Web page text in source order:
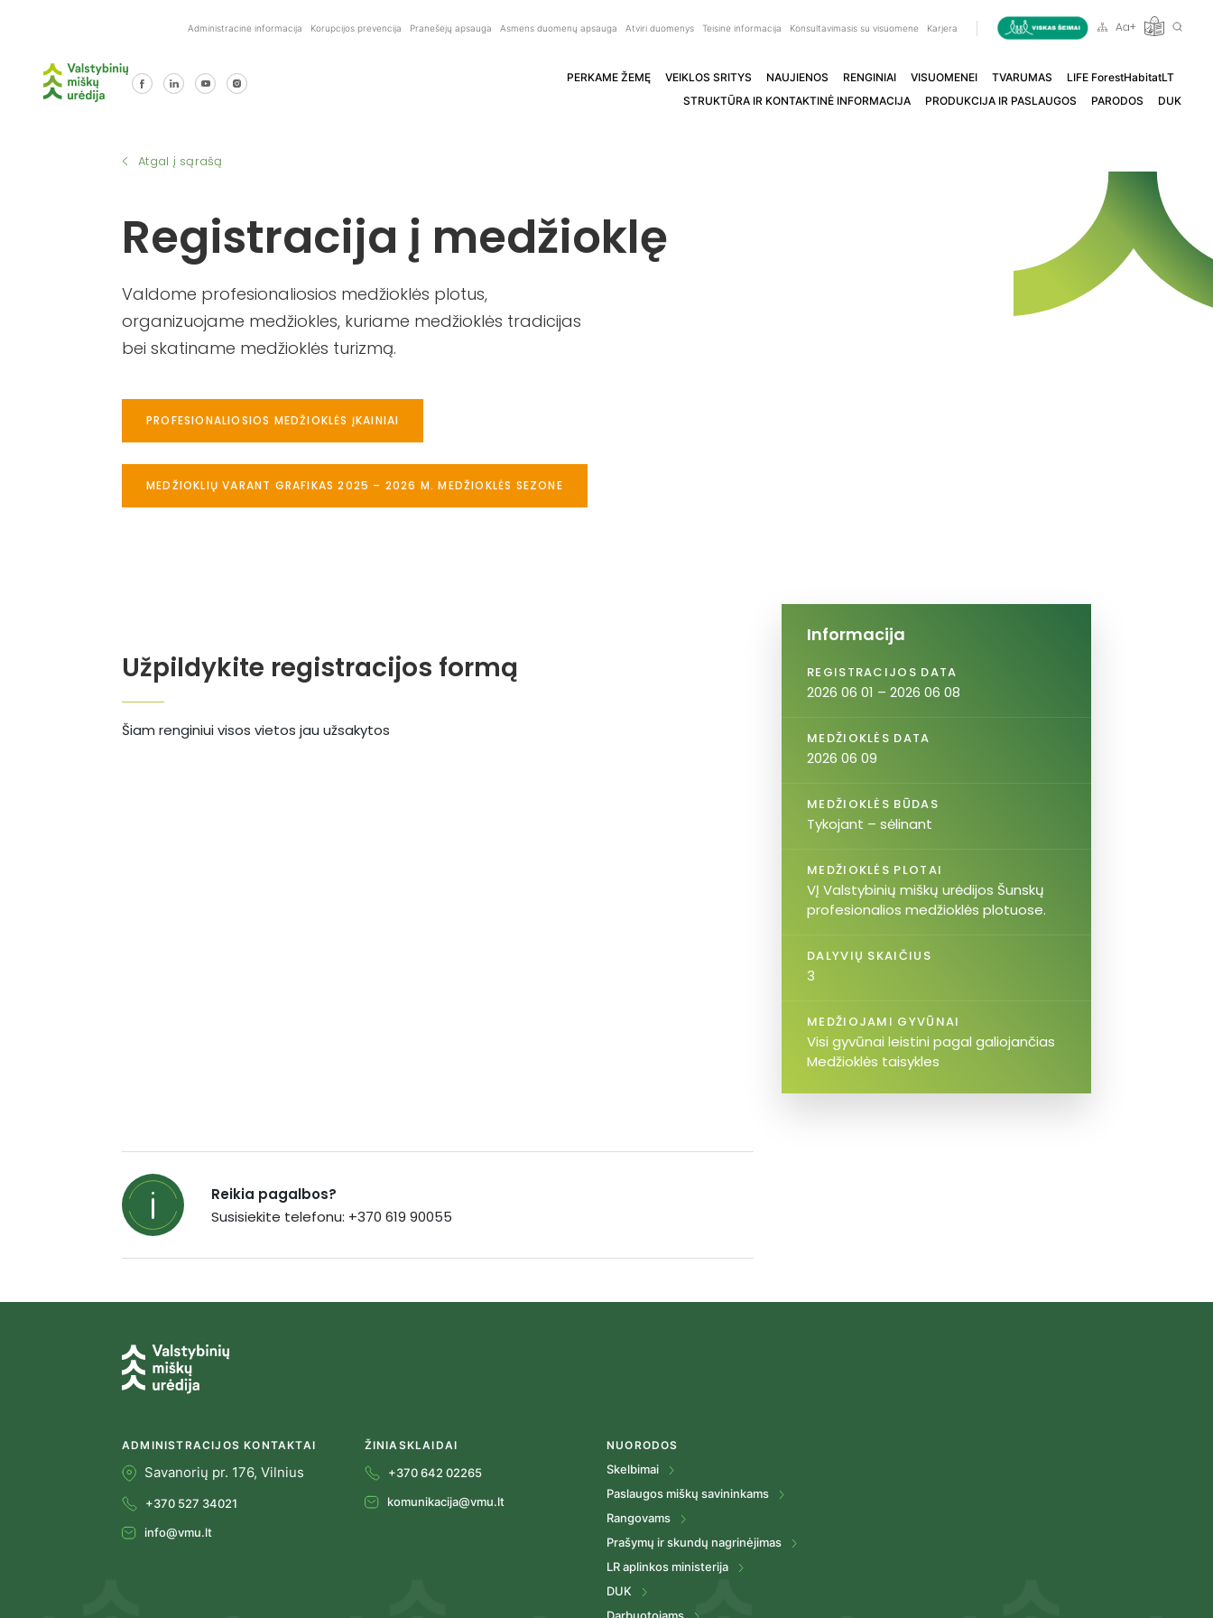
Administracinė informacija Korupcijos prevencija Pranešėjų apsauga Asmens duomenų apsauga Atviri duomenys Teisinė informacija Konsultavimasis su visuomene Karjera
PERKAME ŽEMĘ VEIKLOS SRITYS NAUJIENOS RENGINIAI VISUOMENEI TVARUMAS
LIFE ForestHabitatLT
STRUKTŪRA IR KONTAKTINĖ INFORMACIJA
PRODUKCIJA IR PASLAUGOS PARODOS DUK
Atgal į sąrašą
Registracija į medžioklę
Valdome profesionaliosios medžioklės plotus,
organizuojame medžiokles, kuriame medžioklės tradicijas
bei skatiname medžioklės turizmą.
PROFESIONALIOSIOS MEDŽIOKLĖS ĮKAINIAI
MEDŽIOKLIŲ VARANT GRAFIKAS 2025 – 2026 M. MEDŽIOKLĖS SEZONE
Užpildykite registracijos formą
Šiam renginiui visos vietos jau užsakytos
Informacija
REGISTRACIJOS DATA
2026 06 01 – 2026 06 08
MEDŽIOKLĖS DATA
2026 06 09
MEDŽIOKLĖS BŪDAS
Tykojant – sėlinant
MEDŽIOKLĖS PLOTAI
VĮ Valstybinių miškų urėdijos Šunskų
profesionalios medžioklės plotuose.
DALYVIŲ SKAIČIUS
3
MEDŽIOJAMI GYVŪNAI
Visi gyvūnai leistini pagal galiojančias
Medžioklės taisykles
Reikia pagalbos?
Susisiekite telefonu: +370 619 90055
ADMINISTRACIJOS KONTAKTAI
Savanorių pr. 176, Vilnius
+370 527 34021
info@vmu.lt
ŽINIASKLAIDAI
+370 642 02265
komunikacija@vmu.lt
NUORODOS
Skelbimai
Paslaugos miškų savininkams
Rangovams
Prašymų ir skundų nagrinėjimas
LR aplinkos ministerija
DUK